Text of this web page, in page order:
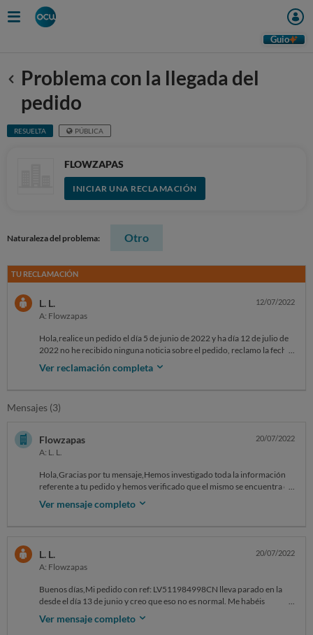
Guio
Anterior
Problema con la llegada del
pedido
RESUELTA PÚBLICA
FLOWZAPAS
INICIAR UNA RECLAMACIÓN
Naturaleza del problema: Otro
TU RECLAMACIÓN
L. L.
A: Flowzapas
12/07/2022
Hola,realice un pedido el día 5 de junio de 2022 y ha día 12 de julio de
2022 no he recibido ninguna noticia sobre el pedido, reclamo la fecha
de entrega del pedido o en su defecto el reembolso del dinero en mi
cuenta. Gracias
Ver reclamación completa
Mensajes (3)
Flowzapas
A: L. L.
20/07/2022
Hola,Gracias por tu mensaje,Hemos investigado toda la información
referente a tu pedido y hemos verificado que el mismo se encuentra en
tránsito correctamente. Te dejamos un enlace con el cual podrás mirar
el seguimiento de tu pedido:
todas las restricciones provocadas por la pandemia y los trámites
fronterizos. te rogamos tengas paciencia.Estaremos atentos a ti.
Ver mensaje completo
L. L.
A: Flowzapas
20/07/2022
Buenos días,Mi pedido con ref: LV511984998CN lleva parado en la
desde el día 13 de junio y creo que eso no es normal. Me habéis
mandado el mismo mensaje que la vez la anterior, necesito otra
respuesta y una solución.Gracias
Ver mensaje completo